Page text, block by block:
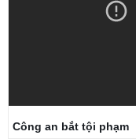
Công an bắt tội phạm